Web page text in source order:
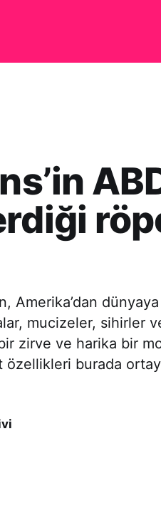
Amerika’dan dünyaya
mucizeler, sihirler
zirve ve harika bir
burada